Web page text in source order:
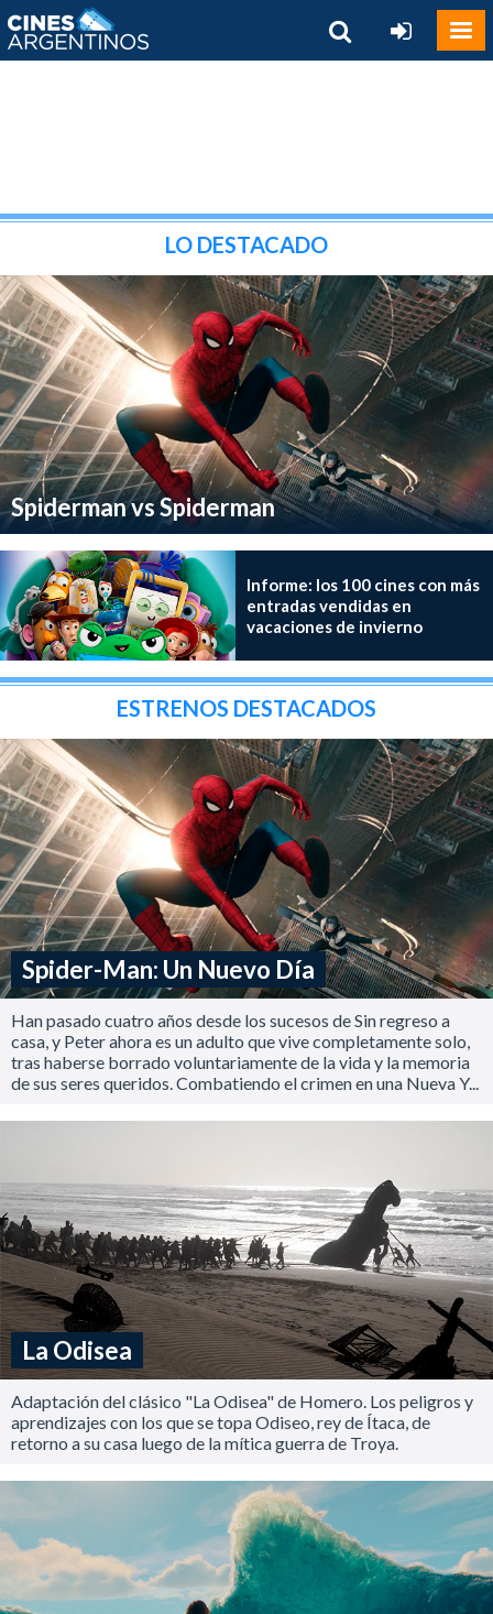
LO DESTACADO
Spiderman vs Spiderman
Informe: los 100 cines con más
entradas vendidas en
vacaciones de invierno
ESTRENOS DESTACADOS
Spider-Man: Un Nuevo Día
Han pasado cuatro años desde los sucesos de Sin regreso a
casa, y Peter ahora es un adulto que vive completamente solo,
tras haberse borrado voluntariamente de la vida y la memoria
de sus seres queridos. Combatiendo el crimen en una Nueva Y...
La Odisea
Adaptación del clásico "La Odisea" de Homero. Los peligros y
aprendizajes con los que se topa Odiseo, rey de Ítaca, de
retorno a su casa luego de la mítica guerra de Troya.